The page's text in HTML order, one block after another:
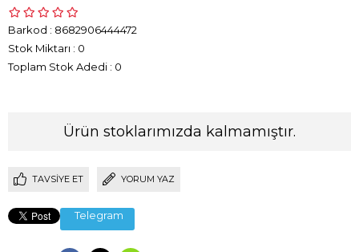
Barkod : 8682906444472
Stok Miktarı : 0
Toplam Stok Adedi : 0
Ürün stoklarımızda kalmamıştır.
TAVSIYE ET YORUM YAZ
Telegram